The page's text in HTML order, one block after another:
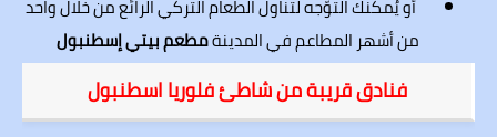
أو يُمكنك التوّجه لتناول الطعام التركي الرائع من خلال واحد
من أشهر المطاعم في المدينةمطعم بيتي إسطنبول
فنادق قريبة من شاطئ فلوريا اسطنبول